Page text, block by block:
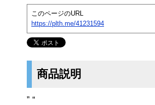
このページのURL
https://plth.me/41231594
商品説明
” “